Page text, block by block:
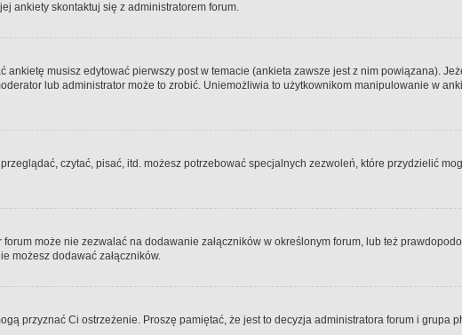
ankiety skontaktuj się z administratorem forum.
musisz edytować pierwszy post w temacie (ankieta zawsze jest z nim powiązana).
lub administrator może to zrobić. Uniemożliwia to użytkownikom manipulowanie w
czytać, pisać, itd. możesz potrzebować specjalnych zezwoleń, które przydzielić
może nie zezwalać na dodawanie załączników w określonym forum, lub też
możesz dodawać załączników.
przyznać Ci ostrzeżenie. Proszę pamiętać, że jest to decyzja administratora forum i grupa